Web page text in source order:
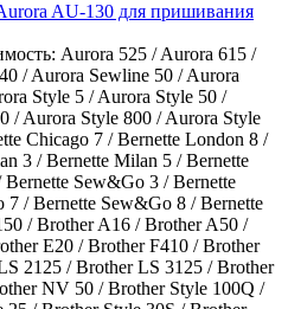
AU-130 для пришивания
Aurora 525 / Aurora 615 /
/ Aurora Sewline 50 / Aurora
Style 5 / Aurora Style 50 /
/ Aurora Style 800 / Aurora Style
Chicago 7 / Bernette London 8 /
3 / Bernette Milan 5 / Bernette
Sew&Go 3 / Bernette
/ Bernette Sew&Go 8 / Bernette
/ Brother A16 / Brother A50 /
E20 / Brother F410 / Brother
2125 / Brother LS 3125 / Brother
NV 50 / Brother Style 100Q /